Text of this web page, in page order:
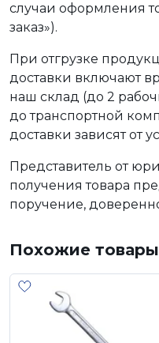
случаи оформления
заказ»).
При отгрузке
доставки включают
наш склад (до 2
до транспортной
доставки зависят от
Представитель от
получения товара
поручение,
Похожие товары